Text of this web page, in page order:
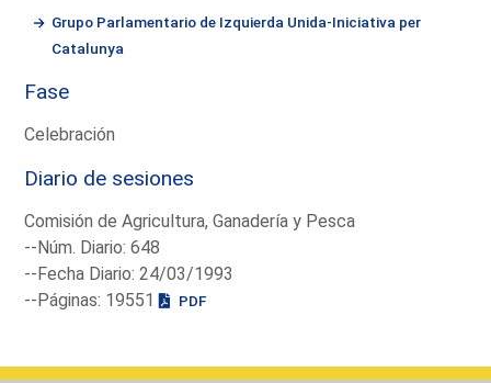
Grupo Parlamentario de Izquierda Unida-Iniciativa per
Catalunya
Fase
Celebración
Diario de sesiones
Comisión de Agricultura, Ganadería y Pesca
--Núm. Diario: 648
--Fecha Diario: 24/03/1993
--Páginas: 19551
PDF